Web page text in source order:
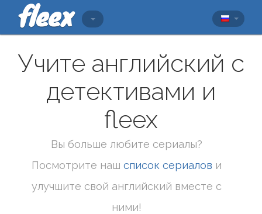
Учите английский с
детективами и
fleex
Вы больше любите сериалы?
Посмотрите наш список сериалов и
улучшите свой английский вместе с
ними!